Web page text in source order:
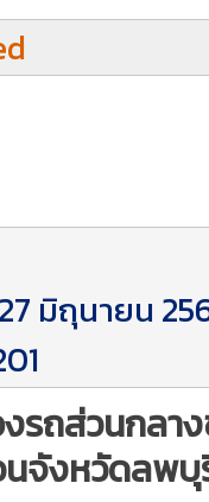
มิถุนายน
รถส่วนกลา
จังหวัดลพบุ